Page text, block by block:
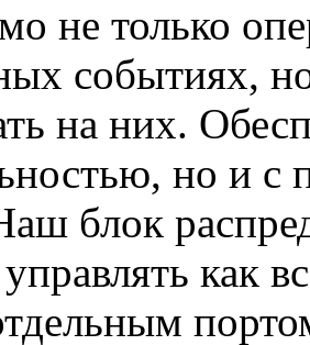
не только
событиях,
на них.
но и с
блок
как